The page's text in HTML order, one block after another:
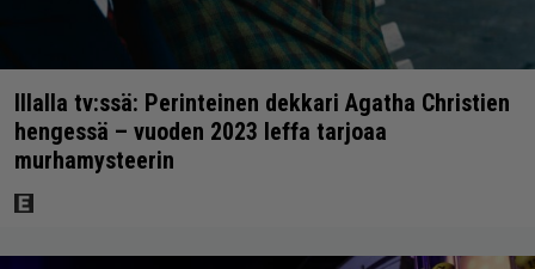
Illalla tv:ssä: Perinteinen dekkari Agatha Christien
hengessä – vuoden 2023 leffa tarjoaa
murhamysteerin